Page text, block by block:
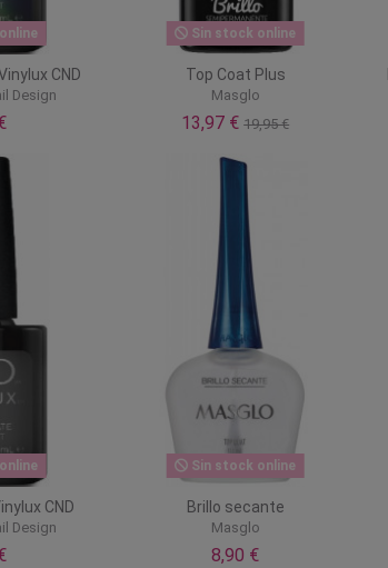
CND
Design
Sin stock online
Top Coat Plus
Masglo
13,97 €19,95 €
CND
Design
Sin stock online
Brillo secante
Masglo
8,90 €